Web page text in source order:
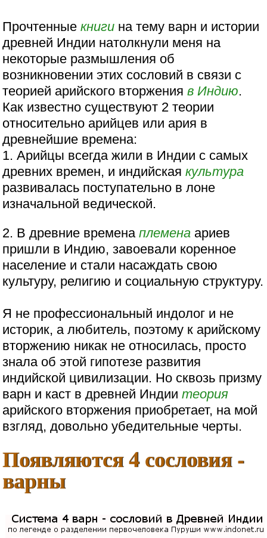
Прочтенныекниги на тему варн и истории
древней Индии натолкнули меня на
некоторые размышления об
возникновении этих сословий в связи с
теорией арийского вторженияв Индию.
Как известно существуют 2 теории
относительно арийцев или ария в
древнейшие времена:
1. Арийцы всегда жили в Индии с самых
древних времен, и индийскаякультура
развивалась поступательно в лоне
изначальной ведической.
2. В древние временаплемена ариев
пришли в Индию, завоевали коренное
население и стали насаждать свою
культуру, религию и социальную структуру.
Я не профессиональный индолог и не
историк, а любитель, поэтому к арийскому
вторжению никак не относилась, просто
знала об этой гипотезе развития
индийской цивилизации. Но сквозь призму
варн и каст в древней Индиитеория
арийского вторжения приобретает, на мой
взгляд, довольно убедительные черты.
Появляются 4 сословия -
варны